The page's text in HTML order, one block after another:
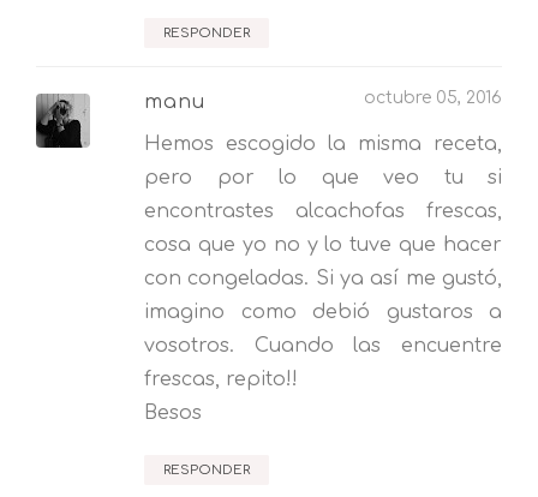
RESPONDER
manu octubre 05, 2016
Hemos escogido la misma receta,
pero por lo que veo tu si
encontrastes alcachofas frescas,
cosa que yo no y lo tuve que hacer
con congeladas. Si ya así me gustó,
imagino como debió gustaros a
vosotros. Cuando las encuentre
frescas, repito!!
Besos
RESPONDER